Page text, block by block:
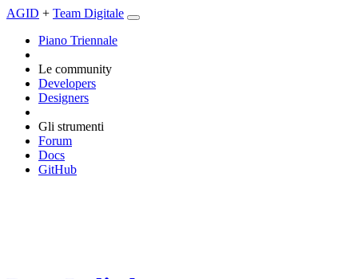
AGID + Team Digitale
Piano Triennale
Le community
Developers
Designers
Gli strumenti
Forum
Docs
GitHub